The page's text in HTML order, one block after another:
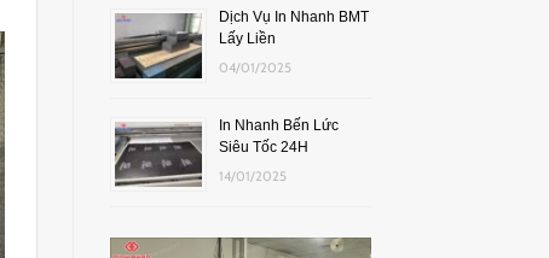
Dịch Vụ In Nhanh BMT
Lấy Liền
04/01/2025
In Nhanh Bến Lức
Siêu Tốc 24H
14/01/2025